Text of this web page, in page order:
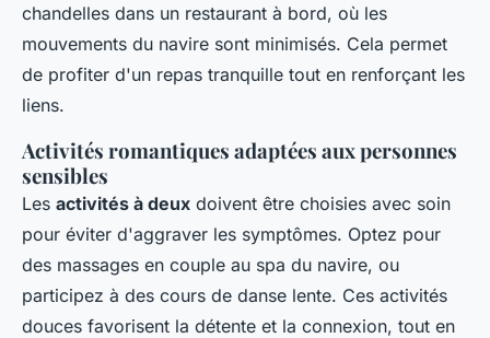
chandelles dans un restaurant à bord, où les
mouvements du navire sont minimisés. Cela permet
de profiter d'un repas tranquille tout en renforçant les
liens.
Activités romantiques adaptées aux personnes
sensibles
Les activités à deux doivent être choisies avec soin
pour éviter d'aggraver les symptômes. Optez pour
des massages en couple au spa du navire, ou
participez à des cours de danse lente. Ces activités
douces favorisent la détente et la connexion, tout en